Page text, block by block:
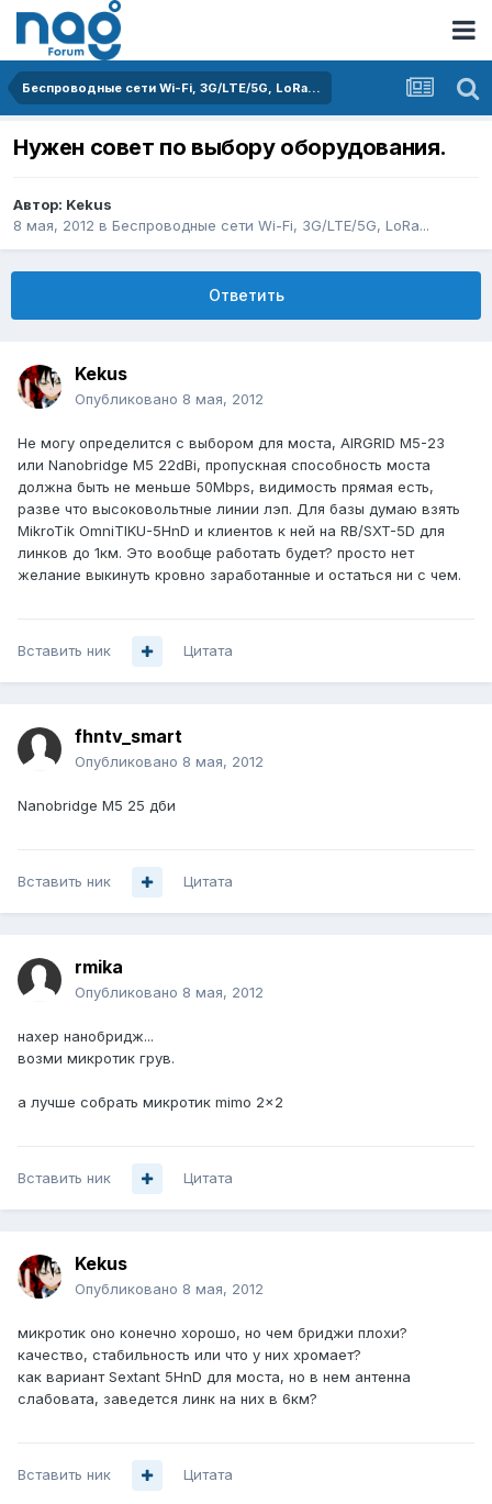
Беспроводные сети Wi-Fi, 3G/LTE/5G, LoRa...
Нужен совет по выбору оборудования.
Автор: Kekus
8 мая, 2012 в Беспроводные сети Wi-Fi, 3G/LTE/5G, LoRa...
Ответить
Kekus
Опубликовано 8 мая, 2012
Не могу определится с выбором для моста, AIRGRID M5-23
или Nanobridge M5 22dBi, пропускная способность моста
должна быть не меньше 50Mbps, видимость прямая есть,
разве что высоковольтные линии лэп. Для базы думаю взять
MikroTik OmniTIKU-5HnD и клиентов к ней на RB/SXT-5D для
линков до 1км. Это вообще работать будет? просто нет
желание выкинуть кровно заработанные и остаться ни с чем.
Вставить ник Цитата
fhntv_smart
Опубликовано 8 мая, 2012
Nanobridge M5 25 дби
Вставить ник Цитата
rmika
Опубликовано 8 мая, 2012
нахер нанобридж...
возми микротик грув.
а лучше собрать микротик mimo 2x2
Вставить ник Цитата
Kekus
Опубликовано 8 мая, 2012
микротик оно конечно хорошо, но чем бриджи плохи?
качество, стабильность или что у них хромает?
как вариант Sextant 5HnD для моста, но в нем антенна
слабовата, заведется линк на них в 6км?
Вставить ник Цитата